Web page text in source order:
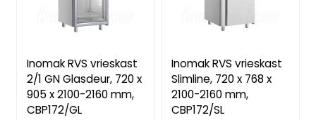
Inomak RVS vrieskast
2/1 GN Glasdeur, 720 x
905 x 2100-2160 mm,
CBP172/GL
Inomak RVS vrieskast
Slimline, 720 x 768 x
2100-2160 mm,
CBP172/SL